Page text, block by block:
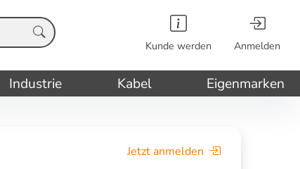
Kunde werden Anmelden
Industrie Kabel Eigenmarken
Jetzt anmelden